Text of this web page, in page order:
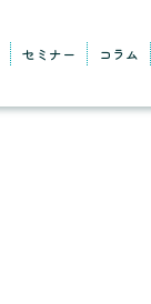
セミナー コラム